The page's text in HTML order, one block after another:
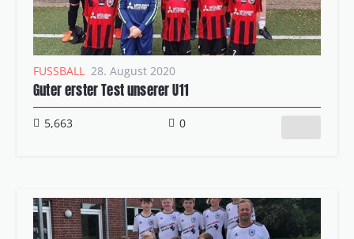
FUSSBALL 28. August 2020
Guter erster Test unserer U11
5,663 0